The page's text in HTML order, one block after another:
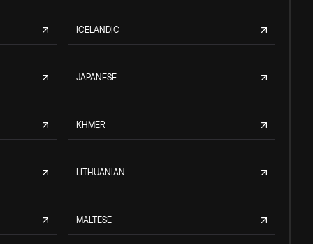
ICELANDIC
JAPANESE
KHMER
LITHUANIAN
MALTESE